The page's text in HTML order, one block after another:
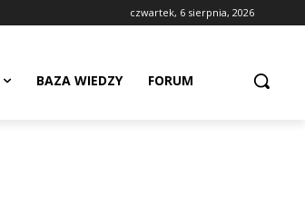
czwartek, 6 sierpnia, 2026
BAZA WIEDZY FORUM